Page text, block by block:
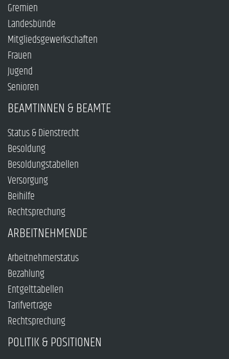
Gremien
Landesbünde
Mitgliedsgewerkschaften
Frauen
Jugend
Senioren
BEAMTINNEN & BEAMTE
Status & Dienstrecht
Besoldung
Besoldungstabellen
Versorgung
Beihilfe
Rechtsprechung
ARBEITNEHMENDE
Arbeitnehmerstatus
Bezahlung
Entgelttabellen
Tarifverträge
Rechtsprechung
POLITIK & POSITIONEN